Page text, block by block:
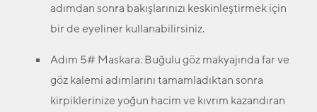
adımdan sonra bakışlarınızı keskinleştirmek için
bir de eyeliner kullanabilirsiniz.
Adım 5# Maskara:Buğulu göz makyajında far ve
göz kalemi adımlarını tamamladıktan sonra
kirpiklerinize yoğun hacim ve kıvrım kazandıran